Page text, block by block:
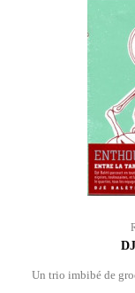
Un trio imbibé de